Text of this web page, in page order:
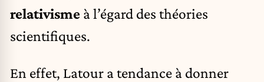
relativisme à l’égard des théories
scientifiques.
En effet, Latour a tendance à donner